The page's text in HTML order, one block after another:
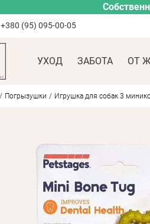
+380 (95) 095-00-05
УХОД ЗАБОТА ОТ
Погрызушки Игрушка для собак 3